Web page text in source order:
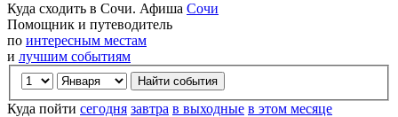
Куда сходить в Сочи. Афиша Сочи
Помощник и путеводитель
по интересным местам
и лучшим событиям
Куда пойти сегодня завтра в выходные в этом месяце